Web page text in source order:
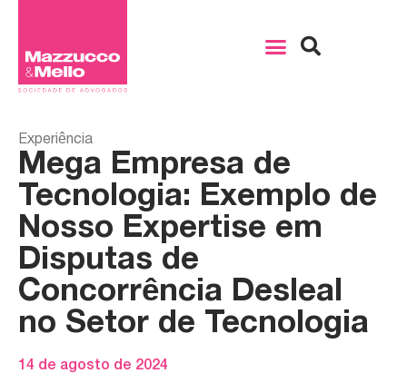
Experiência
Mega Empresa de
Tecnologia: Exemplo de
Nosso Expertise em
Disputas de
Concorrência Desleal
no Setor de Tecnologia
14 de agosto de 2024